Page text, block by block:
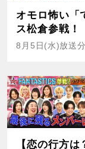
オモロ怖い「
ス松倉参戦！
8月5日(水)放送分
【恋の行方